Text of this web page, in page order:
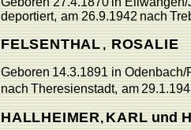
deportiert, am 26.9.1942nachT
FELSENTHAL, ROSALIE
Geboren14.3.1891 in Odenbach/
nachTheresienstadt, am
HALLHEIMER, KARL und